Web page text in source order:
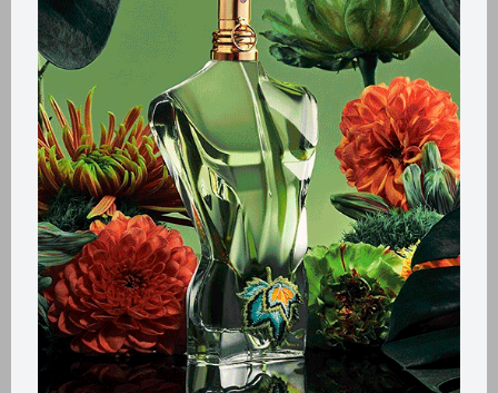
duraderos para una tez clara y radiante!
Métodos y costos de envío
Retiros gratuitos en tiendas
Productos que te pueden interesar